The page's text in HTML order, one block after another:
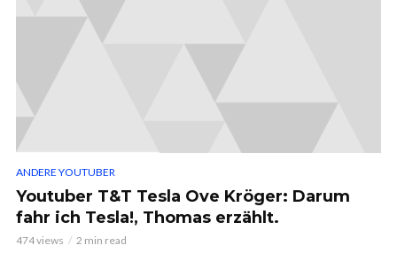
ANDERE YOUTUBER
Youtuber T&T Tesla Ove Kröger: Darum
fahr ich Tesla!, Thomas erzählt.
474 views 2 min read